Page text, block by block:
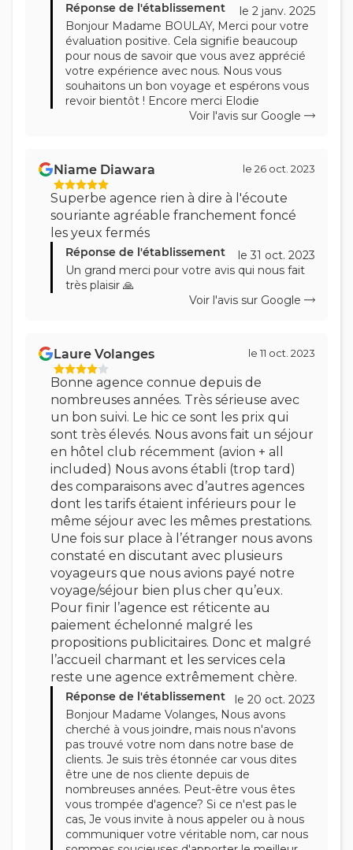
Réponse de l'établissement
le 2 janv. 2025
Bonjour Madame BOULAY, Merci pour votre
évaluation positive. Cela signifie beaucoup
pour nous de savoir que vous avez apprécié
votre expérience avec nous. Nous vous
souhaitons un bon voyage et espérons vous
revoir bientôt ! Encore merci Elodie
Voir l'avis sur Google
Niame Diawara le 26 oct. 2023
Superbe agence rien à dire à l'écoute
souriante agréable franchement foncé
les yeux fermés
Réponse de l'établissement
le 31 oct. 2023
Un grand merci pour votre avis qui nous fait
très plaisir 🙏
Voir l'avis sur Google
Laure Volanges le 11 oct. 2023
Bonne agence connue depuis de
nombreuses années. Très sérieuse avec
un bon suivi. Le hic ce sont les prix qui
sont très élevés. Nous avons fait un séjour
en hôtel club récemment (avion + all
included) Nous avons établi (trop tard)
des comparaisons avec d’autres agences
dont les tarifs étaient inférieurs pour le
même séjour avec les mêmes prestations.
Une fois sur place à l’étranger nous avons
constaté en discutant avec plusieurs
voyageurs que nous avions payé notre
voyage/séjour bien plus cher qu’eux.
Pour finir l’agence est réticente au
paiement échelonné malgré les
propositions publicitaires. Donc et malgré
l’accueil charmant et les services cela
reste une agence extrêmement chère.
Réponse de l'établissement
le 20 oct. 2023
Bonjour Madame Volanges, Nous avons
cherché à vous joindre, mais nous n'avons
pas trouvé votre nom dans notre base de
clients. Je suis très étonnée car vous dites
être une de nos cliente depuis de
nombreuses années. Peut-être vous êtes
vous trompée d'agence? Si ce n'est pas le
cas, Je vous invite à nous appeler ou à nous
communiquer votre véritable nom, car nous